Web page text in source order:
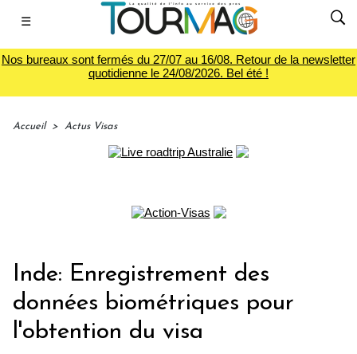
☰
Nos bureaux sont fermés du 27/07 au 16/08. Retour de la newsletter
quotidienne le 24/08/2026. Bel été !
Accueil > Actus Visas
Inde: Enregistrement des
données biométriques pour
l'obtention du visa